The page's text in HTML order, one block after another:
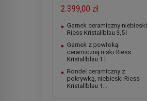
2.399,00 zł
Garnek ceramiczny niebieski
Riess Kristallblau 3,5 l
Garnek z powłoką
ceramiczną niski Riess
Kristallblau 1 l
Rondel ceramiczny z
pokrywką, niebieski Riess
Kristallblau 1...